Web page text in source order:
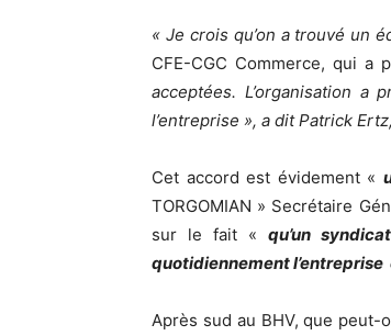
« Je crois qu’on a trouvé un
CFE-CGC Commerce, qui a
acceptées. L’organisation
l’entreprise », a dit Patrick
Cet accord est évidement «
TORGOMIAN » Secrétaire
sur le fait « qu’un
quotidiennement l’entreprise
Après sud au BHV, que